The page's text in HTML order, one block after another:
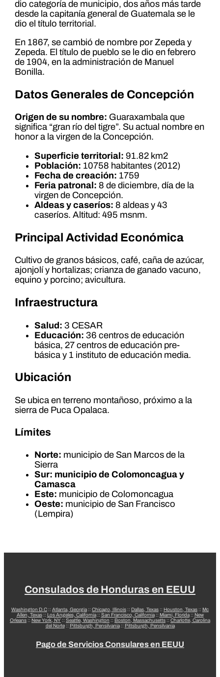
dio categoría de municipio, dos años más tarde
desde la capitanía general de Guatemala se le
dio el título territorial.
En 1867, se cambió de nombre por Zepeda y
Zepeda. El título de pueblo se le dio en febrero
de 1904, en la administración de Manuel
Bonilla.
Datos Generales de Concepción
Origen de su nombre: Guaraxambala que
significa “gran río del tigre”. Su actual nombre en
honor a la virgen de la Concepción.
Superficie territorial: 91.82 km2
Población: 10758 habitantes (2012)
Fecha de creación: 1759
Feria patronal: 8 de diciembre, día de la
virgen de Concepción.
Aldeas y caseríos: 8 aldeas y 43
caseríos. Altitud: 495 msnm.
Principal Actividad Económica
Cultivo de granos básicos, café, caña de azúcar,
ajonjolí y hortalizas; crianza de ganado vacuno,
equino y porcino; avicultura.
Infraestructura
Salud: 3 CESAR
Educación: 36 centros de educación
básica, 27 centros de educación pre-
básica y 1 instituto de educación media.
Ubicación
Se ubica en terreno montañoso, próximo a la
sierra de Puca Opalaca.
Límites
Norte: municipio de San Marcos de la
Sierra
Sur: municipio de Colomoncagua y
Camasca
Este: municipio de Colomoncagua
Oeste: municipio de San Francisco
(Lempira)
Consulados de Honduras en EEUU
Washington D.C :: Atlanta, Georgia:: Chicago, Illinois :: Dallas, Texas :: Houston, Texas :: Mc
Allen, Texas:: Los Angeles, California:: San Francisco, California:: Miami, Florida:: New
Orleans :: New York, NY :: Seattle, Washington :: Boston, Massachusetts :: Charlotte, Carolina
del Norte:: Pittsburgh, Pensilvania:: Pittsburgh, Pensilvania
Pago de Servicios Consulares en EEUU